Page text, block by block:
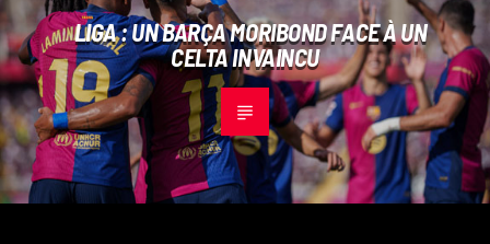
LIGA : UN BARÇA MORIBOND FACE À UN
CELTA INVAINCU